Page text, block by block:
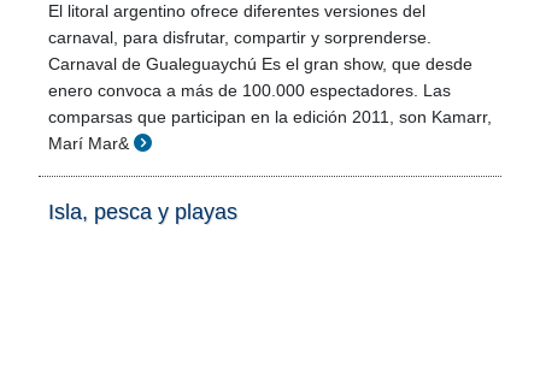
El litoral argentino ofrece diferentes versiones del
carnaval, para disfrutar, compartir y sorprenderse.
Carnaval de Gualeguaychú Es el gran show, que desde
enero convoca a más de 100.000 espectadores. Las
comparsas que participan en la edición 2011, son Kamarr,
Marí Mar&
Isla, pesca y playas